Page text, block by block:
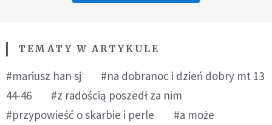
TEMATY W ARTYKULE
#mariusz han sj
#na dobranoc i dzień dobry mt 13
44-46
#z radością poszedł za nim
#przypowieść o skarbie i perle
#a może